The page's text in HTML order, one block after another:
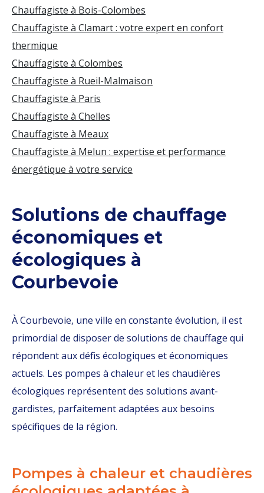
Chauffagiste à Bois-Colombes
Chauffagiste à Clamart : votre expert en confort
thermique
Chauffagiste à Colombes
Chauffagiste à Rueil-Malmaison
Chauffagiste à Paris
Chauffagiste à Chelles
Chauffagiste à Meaux
Chauffagiste à Melun : expertise et performance
énergétique à votre service
Solutions de chauffage
économiques et
écologiques à
Courbevoie
​​À Courbevoie, une ville en constante évolution, il est
primordial de disposer de solutions de chauffage qui
répondent aux défis écologiques et économiques
actuels. Les pompes à chaleur et les chaudières
écologiques représentent des solutions avant-
gardistes, parfaitement adaptées aux besoins
spécifiques de la région.
Pompes à chaleur et chaudières